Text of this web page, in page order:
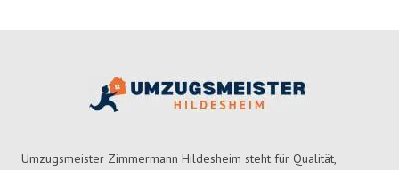
Umzugsmeister Zimmermann Hildesheim steht für Qualität,